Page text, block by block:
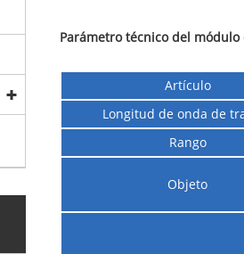
Parámetro técnico del
Artículo
Longitud de onda de
Rango
Objeto